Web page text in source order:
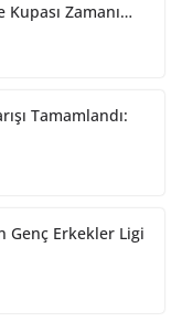
Zamanı…
Tamamlandı:
Genç Erkekler Ligi